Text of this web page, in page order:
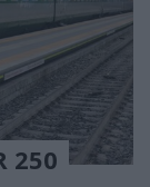
250